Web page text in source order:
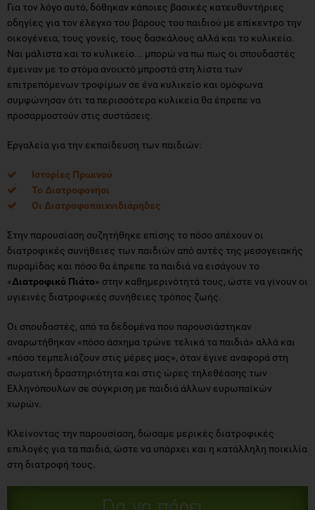
Για τον λόγο αυτό, δόθηκαν κάποιες βασικές κατευθυντήριες
οδηγίες για τον έλεγχο του βάρους του παιδιού με επίκεντρο την
οικογένεια, τους γονείς, τους δασκάλους αλλά και το κυλικείο.
Ναι μάλιστα και το κυλικείο... μπορώ να πω πως οι σπουδαστές
έμειναν με το στόμα ανοιχτό μπροστά στη λίστα των
επιτρεπόμενων τροφίμων σε ένα κυλικείο και ομόφωνα
συμφώνησαν ότι τα περισσότερα κυλικεία θα έπρεπε να
προσαρμοστούν στις συστάσεις.
Εργαλεία για την εκπαίδευση των παιδιών:
Ιστορίες Πρωινού
Το Διατροφονήσι
Οι Διατροφοπαιχνιδιάρηδες
Στην παρουσίαση συζητήθηκε επίσης το πόσο απέχουν οι
διατροφικές συνήθειες των παιδιών από αυτές της μεσογειακής
πυραμίδας και πόσο θα έπρεπε τα παιδιά να εισάγουν το
«Διατροφικό Πιάτο» στην καθημερινότητά τους, ώστε να γίνουν οι
υγιεινές διατροφικές συνήθειες τρόπος ζωής.
Οι σπουδαστές, από τα δεδομένα που παρουσιάστηκαν
αναρωτήθηκαν «πόσο άσχημα τρώνε τελικά τα παιδιά» αλλά και
«πόσο τεμπελιάζουν στις μέρες μας», όταν έγινε αναφορά στη
σωματική δραστηριότητα και στις ώρες τηλεθέασης των
Ελληνόπουλων σε σύγκριση με παιδιά άλλων ευρωπαϊκών
χωρών.
Κλείνοντας την παρουσίαση, δώσαμε μερικές διατροφικές
επιλογές για τα παιδιά, ώστε να υπάρχει και η κατάλληλη ποικιλία
στη διατροφή τους.